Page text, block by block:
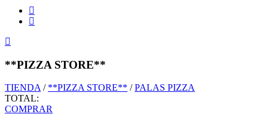
**PIZZA STORE**
TIENDA/ **PIZZA STORE** /PALAS PIZZA
TOTAL:
COMPRAR